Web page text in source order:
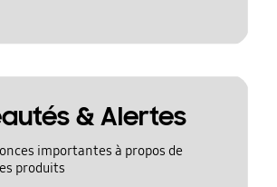
& Alertes
importantes à propos de
produits